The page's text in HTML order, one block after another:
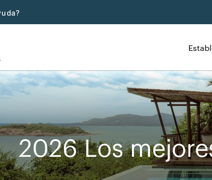
2026 Los